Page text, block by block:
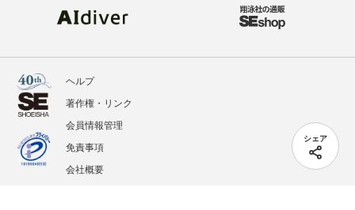
シェア
ヘルプ
著作権・リンク
会員情報管理
免責事項
会社概要